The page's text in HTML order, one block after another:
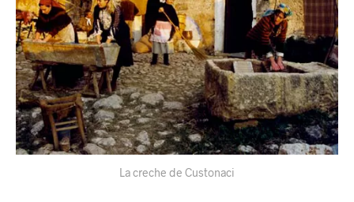
La creche de Custonaci